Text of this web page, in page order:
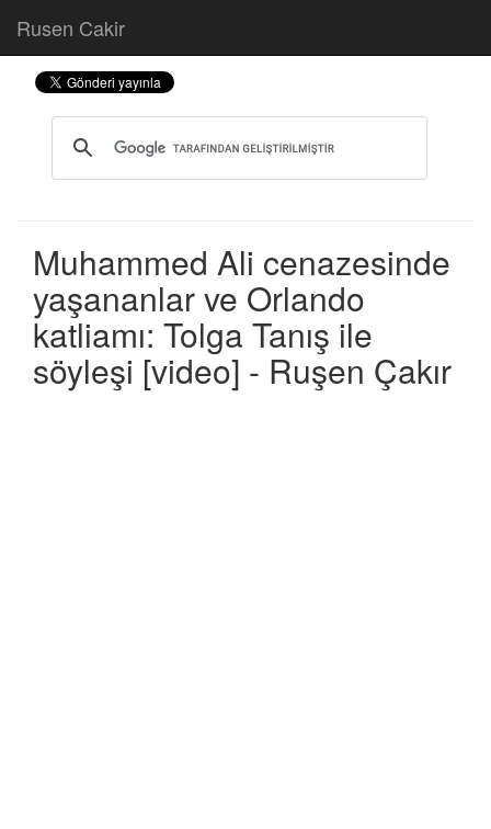
Rusen Cakir
Muhammed Ali cenazesinde
yaşananlar ve Orlando
katliamı: Tolga Tanış ile
söyleşi [video] - Ruşen Çakır